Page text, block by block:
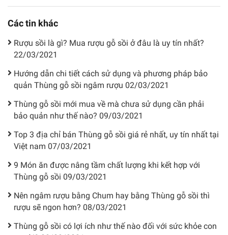
Các tin khác
Rượu sồi là gì? Mua rượu gỗ sồi ở đâu là uy tín nhất?
22/03/2021
Hướng dẫn chi tiết cách sử dụng và phương pháp bảo
quản Thùng gỗ sồi ngâm rượu 02/03/2021
Thùng gỗ sồi mới mua về mà chưa sử dụng cần phải
bảo quản như thế nào? 09/03/2021
Top 3 địa chỉ bán Thùng gỗ sồi giá rẻ nhất, uy tín nhất tại
Việt nam 07/03/2021
9 Món ăn được nâng tầm chất lượng khi kết hợp với
Thùng gỗ sồi 09/03/2021
Nên ngâm rượu bằng Chum hay bằng Thùng gỗ sồi thì
rượu sẽ ngon hơn? 08/03/2021
Thùng gỗ sồi có lợi ích như thế nào đối với sức khỏe con